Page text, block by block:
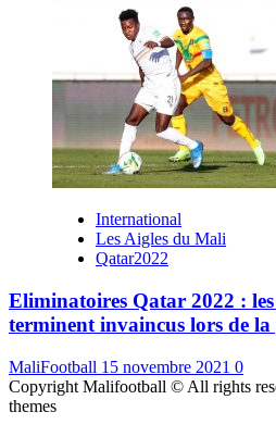
International
Les Aigles du Mali
Qatar2022
Eliminatoires Qatar 2022 :
terminent invaincus lors de la
MaliFootball 15 novembre 2021 0
Copyright Malifootball © All rights
themes